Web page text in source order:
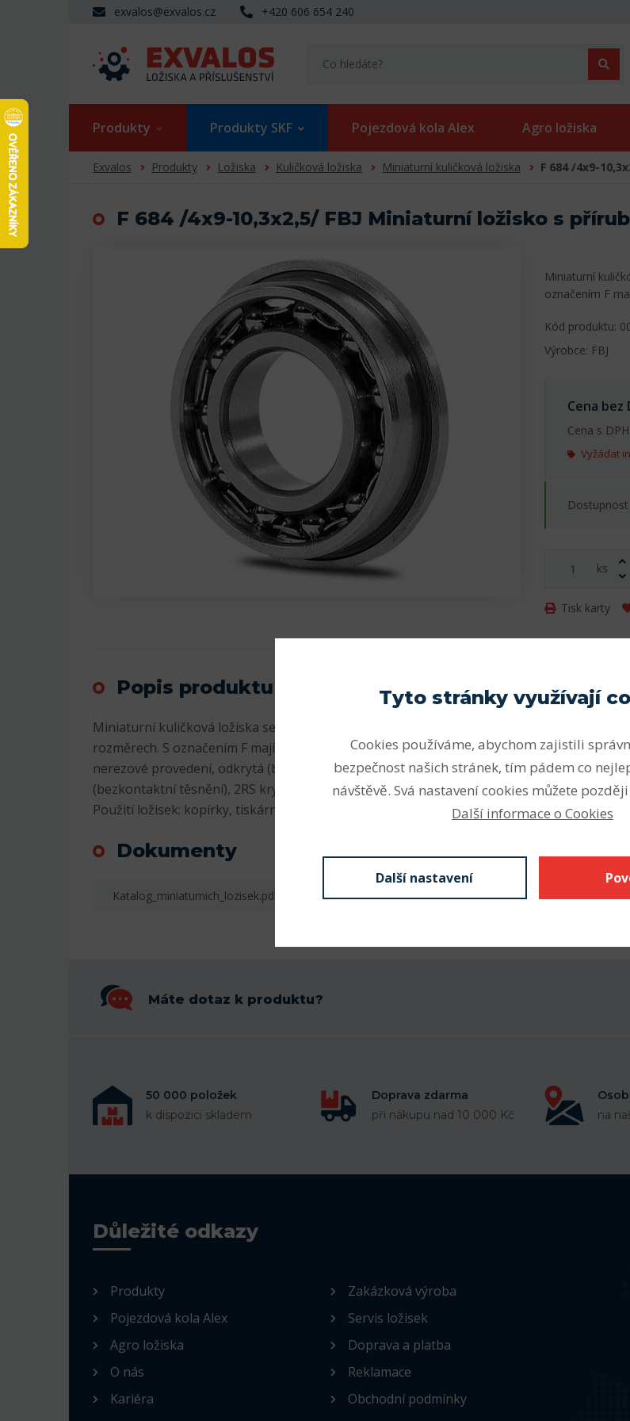
exvalos@exvalos.cz +420 606 654 240
Produkty Produkty SKF Pojezdová kola Alex Agro ložiska
Exvalos Produkty Ložiska Kuličková ložiska Miniaturní kuličková ložiska F 684 /4x9-
F 684 /4x9-10,3x2,5/ FBJ Miniaturní ložisko s
Miniaturní
označením F
Kód produktu:
Výrobce: FBJ
Cena bez
Cena s DPH
Vyžádat
Dostupnost
ks
Tisk karty
Popis produktu
Miniaturní kuličková ložiska se vyrábějí v metrických a palcových
rozměrech. S označením F mají na vnějším kroužku přírubu, S nebo W
nerezové provedení, odkrytá (bez označení), 2Z krytá plechem
(bezkontaktní těsnění), 2RS krytá plastem (kontaktní těsnění).
Použití ložisek: kopírky, tiskárny, RC modely, ruční nářadí, ad.
Dokumenty
Katalog_miniaturnich_lozisek.pdf Stáhnout
Vnější
Šířka (mm)
Máte dotaz k produktu?
50 000 položek
k dispozici skladem
Doprava zdarma
při nákupu nad 10 000 Kč
na
Důležité odkazy
Produkty
Pojezdová kola Alex
Agro ložiska
O nás
Kariéra
Zakázková výroba
Servis ložisek
Doprava a platba
Reklamace
Obchodní podmínky
Tyto stránky využívají
Cookies používáme, abychom zajistili
bezpečnost našich stránek, tím pádem co
návštěvě. Svá nastavení cookies můžete
Další informace o Cookies
Další nastavení